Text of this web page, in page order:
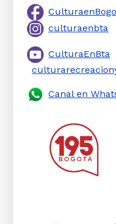
culturaenbta
CulturaEnBta
Canal en